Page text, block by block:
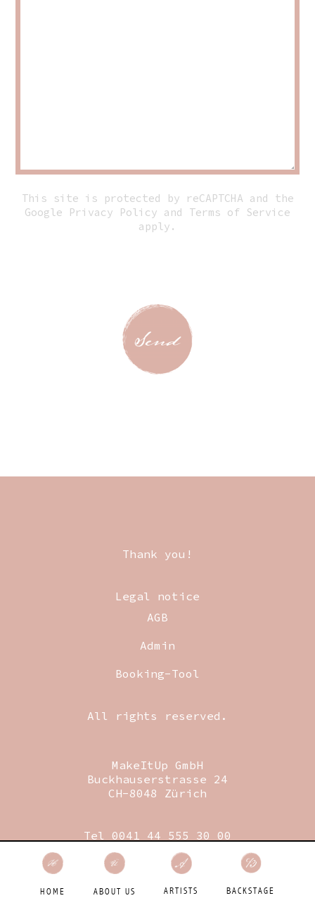
HOME ABOUT US ARTISTS BACKSTAGE
This site is protected by reCAPTCHA and the
Google
Privacy Policy and Terms of Service
apply.
Thank you!
Legal notice
AGB
Admin
Booking-Tool
All rights reserved.
MakeItUp GmbH
Buckhauserstrasse 24
CH-8048 Zürich
Tel 0041 44 555 30 00
Fax 0041 44 555 30 09
Mail booking@makeitup.ch
Designed by Birdie GmbH